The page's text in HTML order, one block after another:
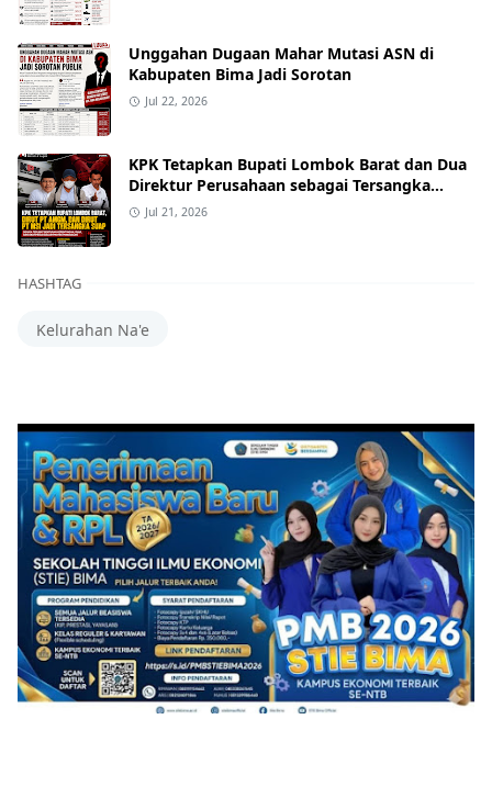
Unggahan Dugaan Mahar Mutasi ASN di
Kabupaten Bima Jadi Sorotan
Jul 22, 2026
KPK Tetapkan Bupati Lombok Barat dan Dua
Direktur Perusahaan sebagai Tersangka
Dugaan Suap Proyek
Jul 21, 2026
HASHTAG
Kelurahan Na'e